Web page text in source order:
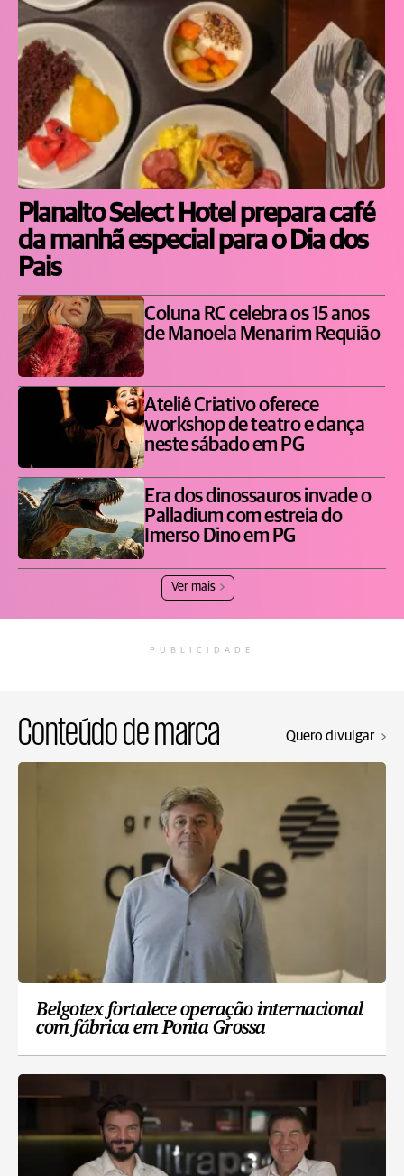
Planalto Select Hotel prepara café
da manhã especial para o Dia dos
Pais
Coluna RC celebra os 15 anos
de Manoela Menarim Requião
Ateliê Criativo oferece
workshop de teatro e dança
neste sábado em PG
Era dos dinossauros invade o
Palladium com estreia do
Imerso Dino em PG
Ver mais
PUBLICIDADE
Conteúdo de marca Quero divulgar
Belgotex fortalece operação internacional
com fábrica em Ponta Grossa